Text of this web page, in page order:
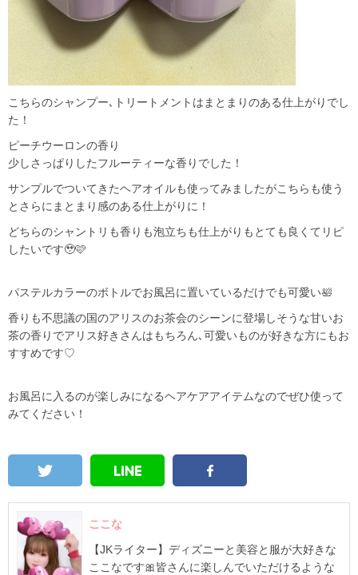
こちらのシャンプー､トリートメントはまとまりのある仕上がりでし
た！
ピーチウーロンの香り
少しさっぱりしたフルーティーな香りでした！
サンプルでついてきたヘアオイルも使ってみましたがこちらも使う
とさらにまとまり感のある仕上がりに！
どちらのシャントリも香りも泡立ちも仕上がりもとても良くてリピ
したいです🥹🩷
パステルカラーのボトルでお風呂に置いているだけでも可愛い🛀
香りも不思議の国のアリスのお茶会のシーンに登場しそうな甘いお
茶の香りでアリス好きさんはもちろん､可愛いものが好きな方にもお
すすめです♡
お風呂に入るのが楽しみになるヘアケアアイテムなのでぜひ使って
みてください！
ここな
【JKライター】ディズニーと美容と服が大好きな
ここなです🎀皆さんに楽しんでいただけるような